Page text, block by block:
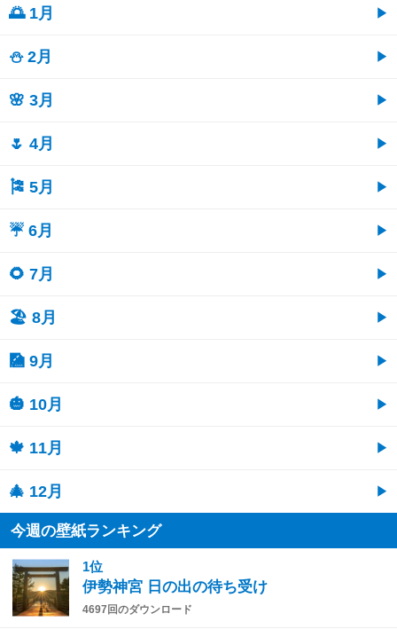
🌅 1月
⛄ 2月
🌸 3月
🌷 4月
🎏 5月
☔ 6月
🌻 7月
🏖 8月
🎑 9月
🎃 10月
🍁 11月
🎄 12月
今週の壁紙ランキング
1位
伊勢神宮 日の出の待ち受け
4697回のダウンロード